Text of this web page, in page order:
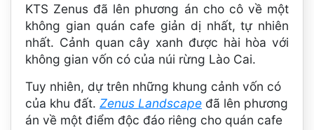
KTS Zenus đã lên phương án cho cô về một
không gian quán cafe giản dị nhất, tự nhiên
nhất. Cảnh quan cây xanh được hài hòa với
không gian vốn có của núi rừng Lào Cai.
Tuy nhiên, dự trên những khung cảnh vốn có
của khu đất. Zenus Landscape đã lên phương
án về một điểm độc đáo riêng cho quán cafe